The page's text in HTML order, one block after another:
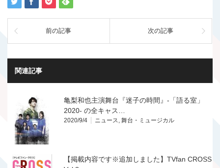
前の記事 次の記事
関連記事
亀梨和也主演舞台『迷子の時間』-「語る室」
2020- の全キャス…
2020/9/4 ニュース 舞台・ミュージカル
【掲載内容です※追加しました】TVfan CROSS